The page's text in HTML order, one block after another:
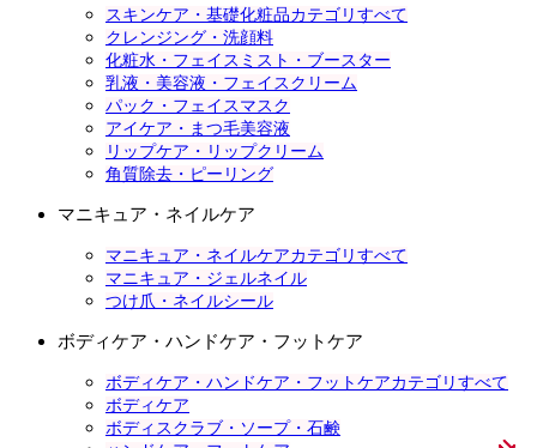
スキンケア・基礎化粧品カテゴリすべて
クレンジング・洗顔料
化粧水・フェイスミスト・ブースター
乳液・美容液・フェイスクリーム
パック・フェイスマスク
アイケア・まつ毛美容液
リップケア・リップクリーム
角質除去・ピーリング
マニキュア・ネイルケア
マニキュア・ネイルケアカテゴリすべて
マニキュア・ジェルネイル
つけ爪・ネイルシール
ボディケア・ハンドケア・フットケア
ボディケア・ハンドケア・フットケアカテゴリすべて
ボディケア
ボディスクラブ・ソープ・石鹸